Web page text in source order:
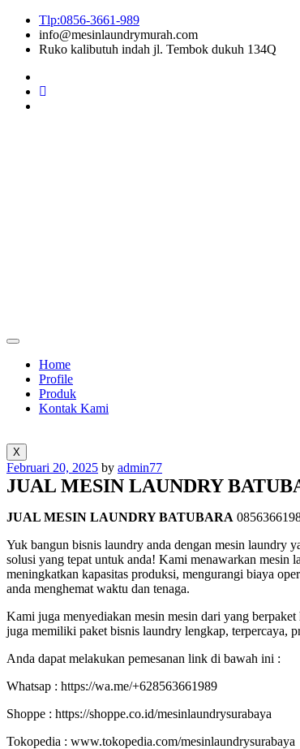
Tlp:0856-3661-989
info@mesinlaundrymurah.com
Ruko kalibutuh indah jl. Tembok dukuh 134Q
Home
Profile
Produk
Kontak Kami
X
Posted
on
Februari 20, 2025 by admin77
JUAL MESIN LAUNDRY
JUAL MESIN LAUNDRY BATUBARA
Yuk bangun bisnis laundry anda dengan mesin laundry
solusi yang tepat untuk anda! Kami menawarkan mesin
meningkatkan kapasitas produksi, mengurangi biaya
anda menghemat waktu dan tenaga.
Kami juga menyediakan mesin mesin dari yang
juga memiliki paket bisnis laundry lengkap, terpercaya,
Anda dapat melakukan pemesanan link di bawah ini :
Whatsap : https://wa.me/+628563661989
Shoppe : https://shoppe.co.id/mesinlaundrysurabaya
Tokopedia : www.tokopedia.com/mesinlaundrysurabaya